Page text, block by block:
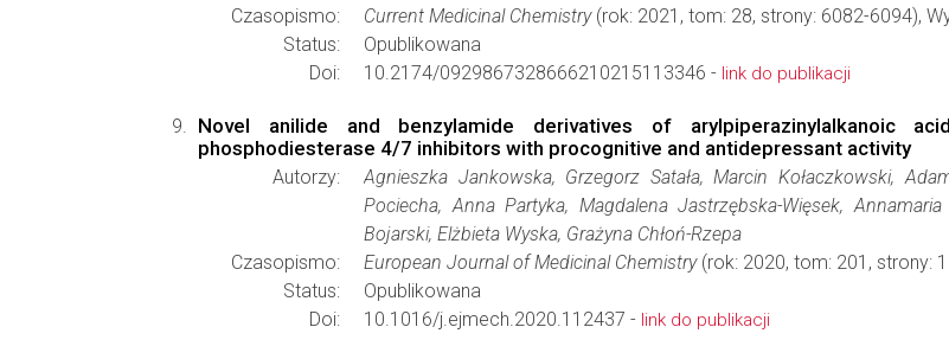
Czasopismo:
Current Medicinal Chemistry(rok: 2021, tom: 28, strony: 6082-6094),
Status:
Opublikowana
Doi:
10.2174/0929867328666210215113346 - link do publikacji
Novel anilide and benzylamide derivatives of arylpiperazinylalkanoic
phosphodiesterase 4/7 inhibitors with procognitive and antidepressant activity
Autorzy:
Agnieszka Jankowska, Grzegorz Satała, Marcin Kołaczkowski,
Pociecha, Anna Partyka, Magdalena Jastrzębska-Więsek,
Bojarski, Elżbieta Wyska, Grażyna Chłoń-Rzepa
Czasopismo:
European Journal of Medicinal Chemistry(rok: 2020, tom: 201, strony:
Status:
Opublikowana
Doi:
10.1016/j.ejmech.2020.112437 - link do publikacji